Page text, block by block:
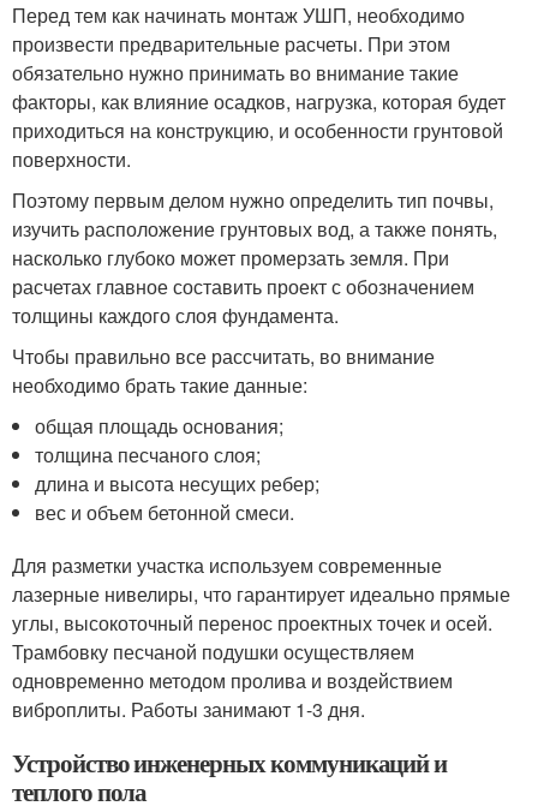
Перед тем как начинать монтаж УШП, необходимо
произвести предварительные расчеты. При этом
обязательно нужно принимать во внимание такие
факторы, как влияние осадков, нагрузка, которая будет
приходиться на конструкцию, и особенности грунтовой
поверхности.
Поэтому первым делом нужно определить тип почвы,
изучить расположение грунтовых вод, а также понять,
насколько глубоко может промерзать земля. При
расчетах главное составить проект с обозначением
толщины каждого слоя фундамента.
Чтобы правильно все рассчитать, во внимание
необходимо брать такие данные:
общая площадь основания;
толщина песчаного слоя;
длина и высота несущих ребер;
вес и объем бетонной смеси.
Для разметки участка используем современные
лазерные нивелиры, что гарантирует идеально прямые
углы, высокоточный перенос проектных точек и осей.
Трамбовку песчаной подушки осуществляем
одновременно методом пролива и воздействием
виброплиты. Работы занимают 1-3 дня.
Устройство инженерных коммуникаций и
теплого пола